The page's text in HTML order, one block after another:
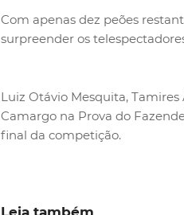
Com apenas dez peões
surpreender os
Luiz Otávio Mesquita,
Camargo na Prova do
final da competição.